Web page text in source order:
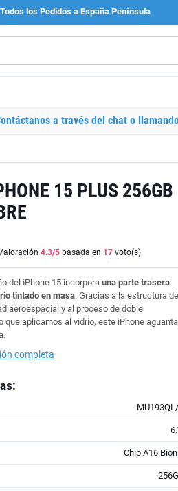
los Pedidos a España Península
a través del chat o
15 PLUS 256GB
4.3/5 basada en 17 voto(s)
del iPhone 15 incorpora una parte trasera
tintado en masa. Gracias a la estructura de
aeroespacial y al proceso de doble
que aplicamos al vidrio, este iPhone
completa
Chip A16